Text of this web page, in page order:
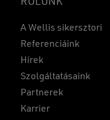
A Wellis sikersztori
Referenciáink
Hírek
Szolgáltatásaink
Partnerek
Karrier